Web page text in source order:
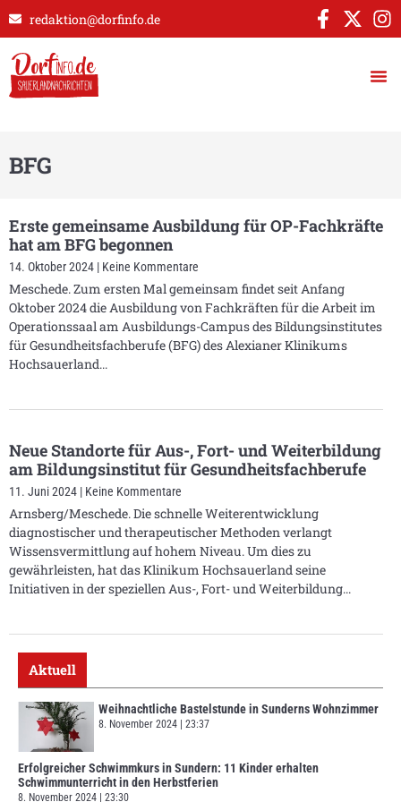
redaktion@dorfinfo.de
BFG
Erste gemeinsame Ausbildung für OP-Fachkräfte
hat am BFG begonnen
14. Oktober 2024 Keine Kommentare
Meschede. Zum ersten Mal gemeinsam findet seit Anfang
Oktober 2024 die Ausbildung von Fachkräften für die Arbeit im
Operationssaal am Ausbildungs-Campus des Bildungsinstitutes
für Gesundheitsfachberufe (BFG) des Alexianer Klinikums
Hochsauerland
Neue Standorte für Aus-, Fort- und Weiterbildung
am Bildungsinstitut für Gesundheitsfachberufe
11. Juni 2024 Keine Kommentare
Arnsberg/Meschede. Die schnelle Weiterentwicklung
diagnostischer und therapeutischer Methoden verlangt
Wissensvermittlung auf hohem Niveau. Um dies zu
gewährleisten, hat das Klinikum Hochsauerland seine
Initiativen in der speziellen Aus-, Fort- und Weiterbildung
Aktuell
Weihnachtliche Bastelstunde in Sunderns Wohnzimmer
8. November 2024 23:37
Erfolgreicher Schwimmkurs in Sundern: 11 Kinder erhalten
Schwimmunterricht in den Herbstferien
8. November 2024 23:30